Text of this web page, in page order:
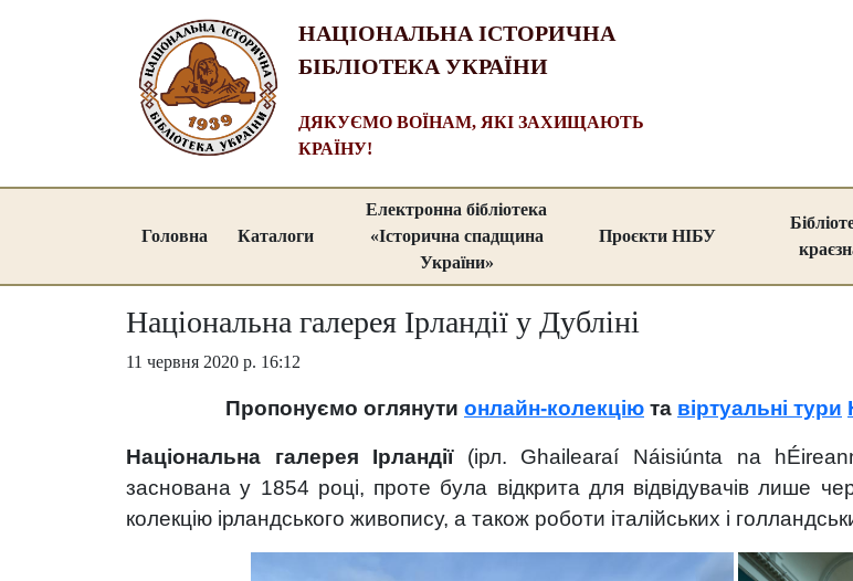
НАЦІОНАЛЬНА ІСТОРИЧНА
БІБЛІОТЕКА УКРАЇНИ
ДЯКУЄМО ВОЇНАМ, ЯКІ ЗАХИЩАЮТЬ
КРАЇНУ!
Головна Каталоги
Електронна бібліотека
«Історична спадщина
України»
Проєкти НІБУ
Національна галерея Ірландії у Дубліні
11 червня 2020 р. 16:12
Пропонуємо оглянути онлайн-колекцію та віртуальні тури
Національна галерея Ірландії(ірл. Ghailearaí Náisiúnta na
заснована у 1854 році, проте була відкрита для відвідувачів лише
колекцію ірландського живопису, а також роботи італійських і